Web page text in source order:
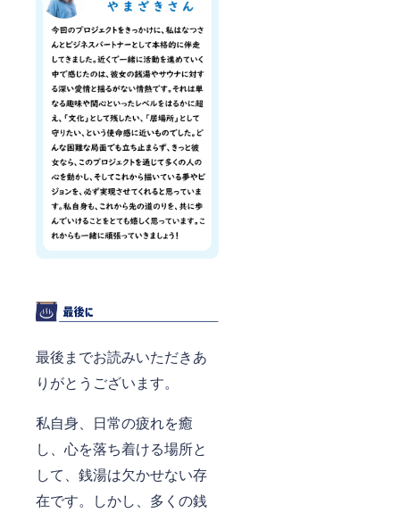
最後までお読みいただきあ
りがとうございます。
私自身、日常の疲れを癒
し、心を落ち着ける場所と
して、銭湯は欠かせない存
在です。しかし、多くの銭